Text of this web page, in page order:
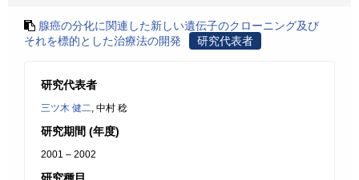
腺癌の分化に関連した新しい遺伝子のクローニング及び
それを標的とした治療法の開発
研究代表者
研究代表者
三ツ木 健二, 中村 稔
研究期間 (年度)
2001 – 2002